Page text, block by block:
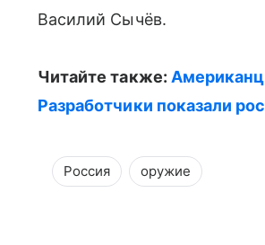
Василий Сычёв.
Читайте также:
Разработчики показали
Россия оружие